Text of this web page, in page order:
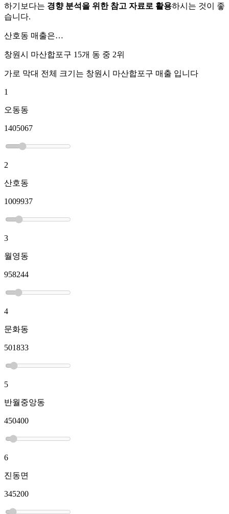
하기보다는 경향 분석을 위한 참고 자료로 활용하시는 것이 좋
습니다.
산호동 매출은…
창원시 마산합포구 15개 동 중 2위
가로 막대 전체 크기는 창원시 마산합포구 매출 입니다
1
오동동
1405067
2
산호동
1009937
3
월영동
958244
4
문화동
501833
5
반월중앙동
450400
6
진동면
345200